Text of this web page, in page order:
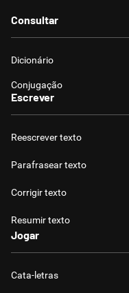
Consultar
Dicionário
Conjugação
Escrever
Reescrever texto
Parafrasear texto
Corrigir texto
Resumir texto
Jogar
Cata-letras